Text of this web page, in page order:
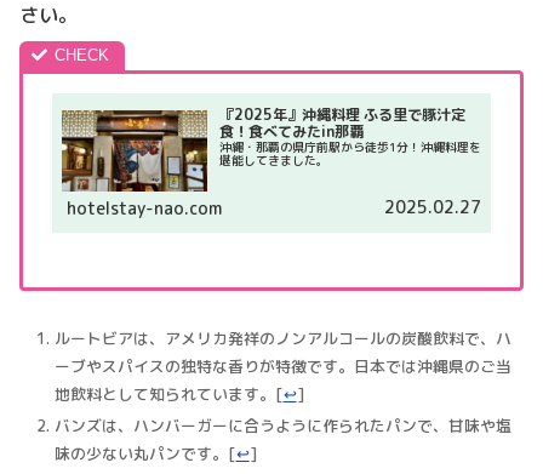
さい。
『2025年』沖縄料理 ふる里で豚汁定
食！食べてみたin那覇
沖縄・那覇の県庁前駅から徒歩1分！沖縄料理を
堪能してきました。
hotelstay-nao.com 2025.02.27
ルートビアは、アメリカ発祥のノンアルコールの炭酸飲料で、ハ
ーブやスパイスの独特な香りが特徴です。日本では沖縄県のご当
地飲料として知られています。 [↩]
バンズは、ハンバーガーに合うように作られたパンで、甘味や塩
味の少ない丸パンです。 [↩]